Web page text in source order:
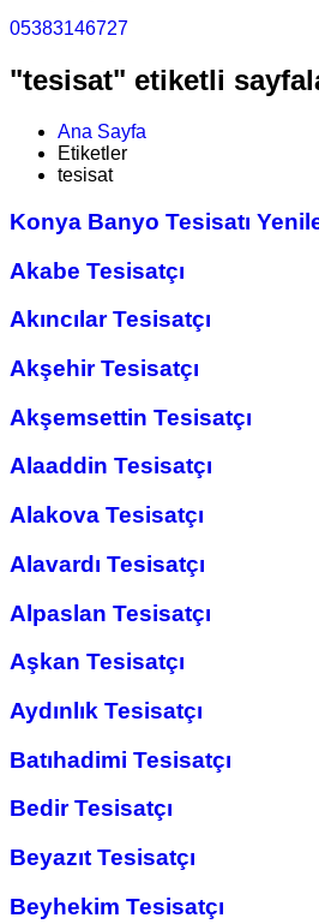
05383146727
"tesisat" etiketli
Ana Sayfa
Etiketler
tesisat
Konya Banyo Tesisatı
Akabe Tesisatçı
Akıncılar Tesisatçı
Akşehir Tesisatçı
Akşemsettin Tesisatçı
Alaaddin Tesisatçı
Alakova Tesisatçı
Alavardı Tesisatçı
Alpaslan Tesisatçı
Aşkan Tesisatçı
Aydınlık Tesisatçı
Batıhadimi Tesisatçı
Bedir Tesisatçı
Beyazıt Tesisatçı
Beyhekim Tesisatçı